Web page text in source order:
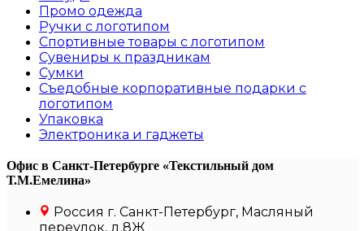
Промо одежда
Ручки с логотипом
Спортивные товары с логотипом
Сувениры к праздникам
Сумки
Съедобные корпоративные подарки с
логотипом
Упаковка
Электроника и гаджеты
Офис в Санкт-Петербурге «Текстильный дом
Т.М.Емелина»
Россия г. Санкт-Петербург, Масляный
переулок, д.8Ж